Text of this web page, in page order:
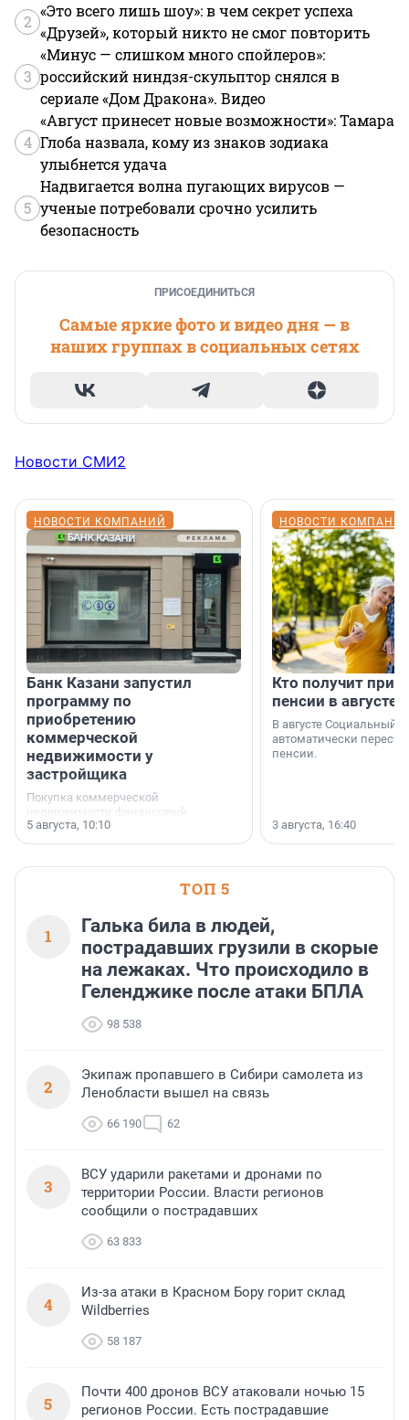
2
«Это всего лишь шоу»: в чем секрет успеха
«Друзей», который никто не смог повторить
3
«Минус — слишком много спойлеров»:
российский ниндзя-скульптор снялся в
сериале «Дом Дракона». Видео
4
«Август принесет новые возможности»: Тамара
Глоба назвала, кому из знаков зодиака
улыбнется удача
5
Надвигается волна пугающих вирусов —
ученые потребовали срочно усилить
безопасность
ПРИСОЕДИНИТЬСЯ
Самые яркие фото и видео дня — в
наших группах в социальных сетях
Новости СМИ2
НОВОСТИ КОМПАНИЙ
Банк Казани запустил
программу по
приобретению
коммерческой
недвижимости у
застройщика
Покупка коммерческой
недвижимости финансовый
инструмент, доступный для многих
предпринимателей. Будь то новый
или готовый арендный бизнес —
успех сделки зависит от правильного
5 августа, 10:10
НОВОСТИ
Кто получит
пенсии в августе
В августе Социальный
автоматически
пенсии.
3 августа, 16:40
ТОП 5
1
Галька била в людей,
пострадавших грузили в скорые
на лежаках. Что происходило в
Геленджике после атаки БПЛА
98 538
2
Экипаж пропавшего в Сибири самолета из
Ленобласти вышел на связь
66 190 62
3
ВСУ ударили ракетами и дронами по
территории России. Власти регионов
сообщили о пострадавших
63 833
4
Из-за атаки в Красном Бору горит склад
Wildberries
58 187
5
Почти 400 дронов ВСУ атаковали ночью 15
регионов России. Есть пострадавшие